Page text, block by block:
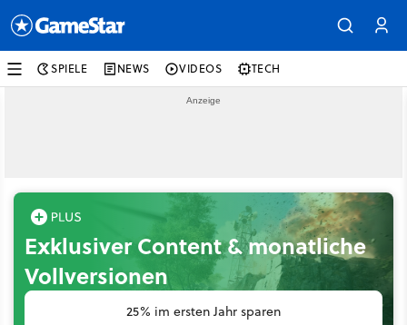
SPIELE NEWS VIDEOS TECH
Exklusiver Content & monatliche
Vollversionen
25% im ersten Jahr sparen